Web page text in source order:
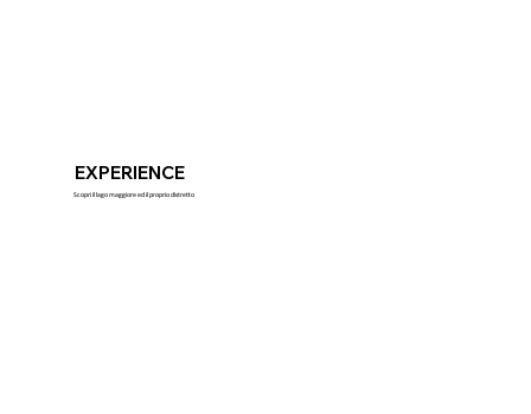
EXPERIENCE
Scopri il lago maggiore ed il proprio distretto